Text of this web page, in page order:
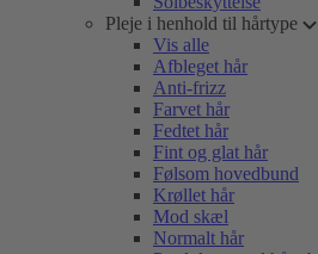
Pleje i henhold til hårtype
Vis alle
Afbleget hår
Anti-frizz
Farvet hår
Fedtet hår
Fint og glat hår
Følsom hovedbund
Krøllet hår
Mod skæl
Normalt hår